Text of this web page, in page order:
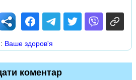
Ваше здоров'я
коментар